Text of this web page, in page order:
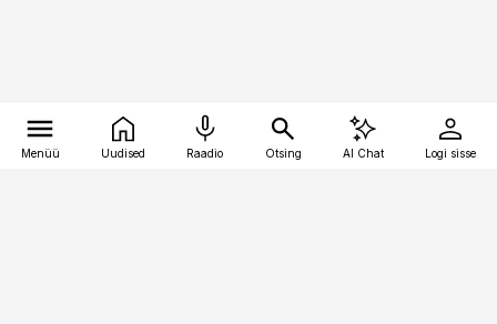
Menüü Uudised Raadio Otsing AI Chat Logi sisse